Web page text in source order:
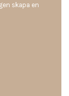
skapa en